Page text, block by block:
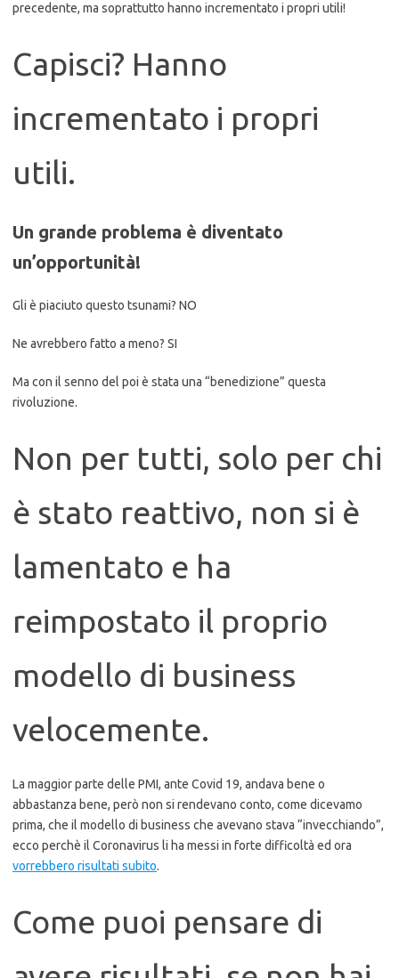
precedente, ma soprattutto hanno incrementato i propri utili!
Capisci? Hanno
incrementato i propri
utili.
Un grande problema è diventato
un’opportunità!
Gli è piaciuto questo tsunami? NO
Ne avrebbero fatto a meno? SI
Ma con il senno del poi è stata una “benedizione” questa
rivoluzione.
Non per tutti, solo per chi
è stato reattivo, non si è
lamentato e ha
reimpostato il proprio
modello di business
velocemente.
La maggior parte delle PMI, ante Covid 19, andava bene o
abbastanza bene, però non si rendevano conto, come dicevamo
prima, che il modello di business che avevano stava “invecchiando”,
ecco perchè il Coronavirus li ha messi in forte difficoltà ed ora
vorrebbero risultati subito.
Come puoi pensare di